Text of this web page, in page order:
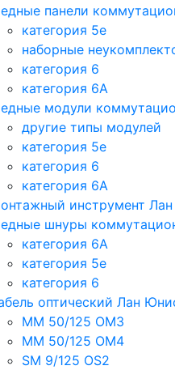
панели
категория 5e
наборные
категория 6
категория 6A
модули
другие типы модулей
категория 5е
категория 6
категория 6A
инструмент
шнуры
категория 6A
категория 5e
категория 6
оптический Лан
MM 50/125 OM3
MM 50/125 OM4
SM 9/125 OS2